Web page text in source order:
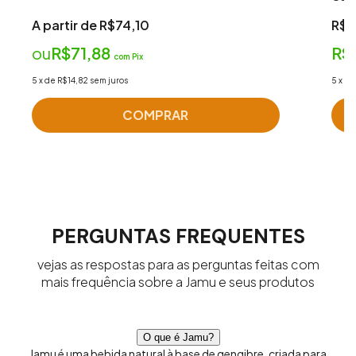
A partir de R$74,10
ouR$71,88 com Pix
5 xde R$14,82 sem juros
COMPRAR
5 x
PERGUNTAS FREQUENTES
vejas as respostas para as perguntas feitas com
mais frequência sobre a Jamu e seus produtos
O que é Jamu?